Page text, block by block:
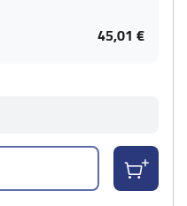
45,01 €